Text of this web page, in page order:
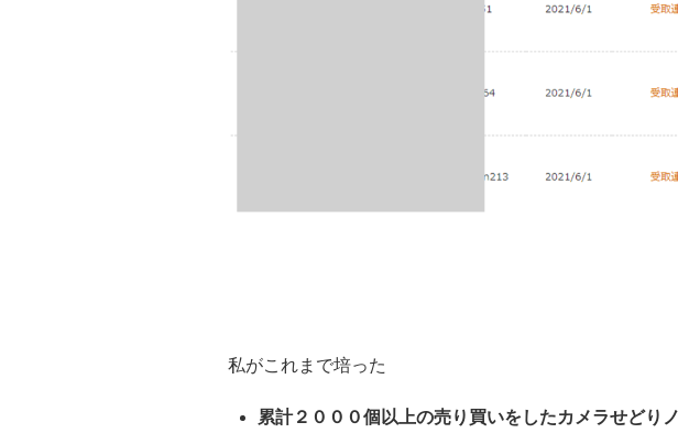
私がこれまで培った
累計２０００個以上の売り買いをしたカメラせどり